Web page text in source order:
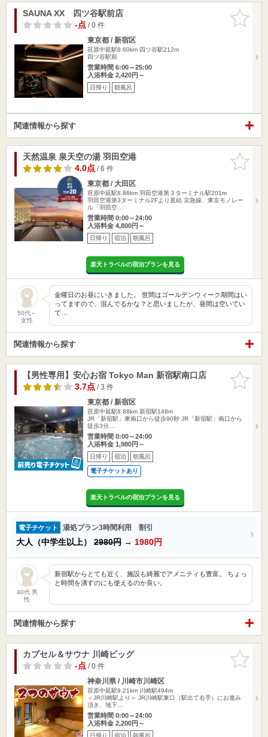
お気に入
りに追加
SAUNA XX 四ツ谷駅前店
-点/ 0 件
東京都 / 新宿区
荏原中延駅8.60km 四ツ谷駅212m
四ツ谷駅前
営業時間 6:00～25:00
入浴料金 2,420円～
日帰り 朝風呂
関連情報から探す
お気に入
りに追加
天然温泉 泉天空の湯 羽田空港
4.0点/ 6 件
東京都 / 大田区
荏原中延駅8.86km 羽田空港第３ターミナル駅201m
羽田空港第3ターミナル2Fより直結 京急線、東京モノレー
ル「羽田空…
営業時間 0:00～24:00
入浴料金 4,800円～
日帰り 宿泊 朝風呂
楽天トラベルの宿泊プランを見る
50代～
女性
金曜日のお昼にいきました。 世間はゴールデンウィーク期間はい
ってますので、混んでるかな？と思いましたが、昼間は空いてい
て…
関連情報から探す
お気に入
りに追加
【男性専用】安心お宿 Tokyo Man 新宿駅南口店
3.7点/ 3 件
東京都 / 新宿区
荏原中延駅8.88km 新宿駅148m
JR「新宿駅」東南口から徒歩90秒 JR「新宿駅」南口から
徒歩3分…
営業時間 0:00～24:00
入浴料金 1,980円～
日帰り 宿泊 朝風呂
電子チケットあり
楽天トラベルの宿泊プランを見る
電子チケット 湯処プラン3時間利用 割引
大人（中学生以上） 2980円 → 1980円
40代 男
性
新宿駅からとても近く、施設も綺麗でアメニティも豊富。 ちょっ
と時間を潰すのにも使えるのか良い。
関連情報から探す
お気に入
りに追加
カプセル＆サウナ 川崎ビッグ
-点/ 0 件
神奈川県 / 川崎市川崎区
荏原中延駅9.21km
川崎駅494m
＜JR川崎駅より＞ JR川崎駅東口（駅出て右手）にお進み
頂き、地下…
営業時間 0:00～24:00
入浴料金 2,200円～
日帰り 宿泊 朝風呂